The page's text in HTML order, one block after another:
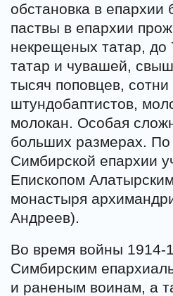
обстановка в
паствы в епархии
некрещеных татар, до
татар и чувашей,
тысяч поповцев,
штундобаптистов,
молокан. Особая
больших размерах. По
Симбирской епархии
Епископом
монастыря
Андреев).
Во время войны 1914-
Симбирским
и раненым воинам, а